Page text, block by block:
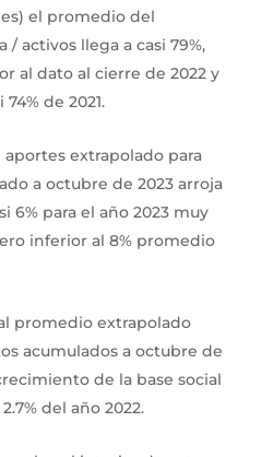
el promedio del
activos llega a casi 79%,
al dato al cierre de 2022 y
de 2021.
extrapolado para
a octubre de 2023 arroja
6% para el año 2023 muy
inferior al 8% promedio
promedio extrapolado
acumulados a octubre de
de la base social
del año 2022.